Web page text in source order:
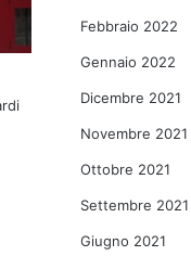
Febbraio 2022
Gennaio 2022
Dicembre 2021
Novembre 2021
Ottobre 2021
Settembre 2021
Giugno 2021